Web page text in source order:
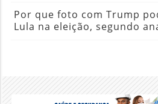
Por que foto com Trump
Lula na eleição, segundo